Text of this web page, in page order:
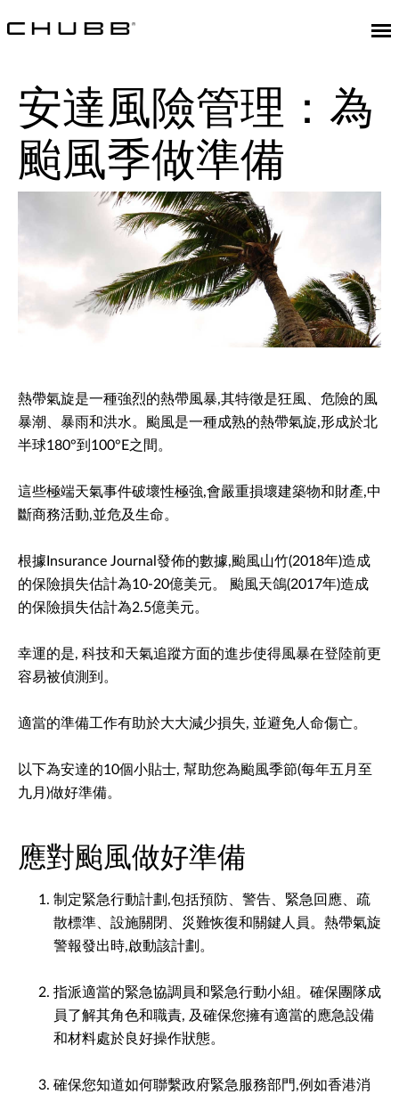
安達風險管理：為
颱風季做準備
熱帶氣旋是一種強烈的熱帶風暴,其特徵是狂風、危險的風
暴潮、暴雨和洪水。颱風是一種成熟的熱帶氣旋,形成於北
半球180°到100°E之間。
這些極端天氣事件破壞性極強,會嚴重損壞建築物和財產,中
斷商務活動,並危及生命。
根據Insurance Journal發佈的數據,颱風山竹(2018年)造成
的保險損失估計為10-20億美元。 颱風天鴿(2017年)造成
的保險損失估計為2.5億美元。
幸運的是, 科技和天氣追蹤方面的進步使得風暴在登陸前更
容易被偵測到。
適當的準備工作有助於大大減少損失, 並避免人命傷亡。
以下為安達的10個小貼士, 幫助您為颱風季節(每年五月至
九月)做好準備。
應對颱風做好準備
制定緊急行動計劃,包括預防、警告、緊急回應、疏
散標準、設施關閉、災難恢復和關鍵人員。熱帶氣旋
警報發出時,啟動該計劃。
指派適當的緊急協調員和緊急行動小組。確保團隊成
員了解其角色和職責, 及確保您擁有適當的應急設備
和材料處於良好操作狀態。
確保您知道如何聯繫政府緊急服務部門,例如香港消